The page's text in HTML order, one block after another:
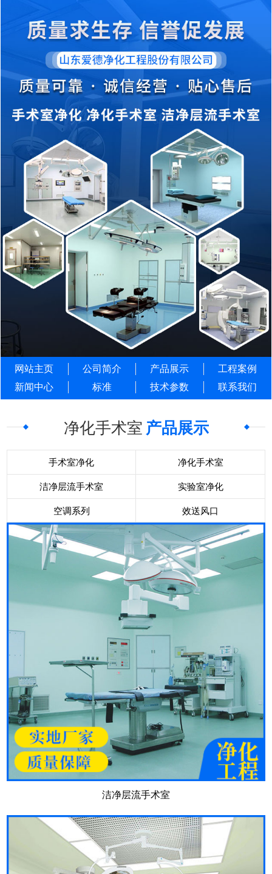
网站主页 公司简介 产品展示
工程案例
新闻中心
标准 技术参数 联系我们
净化手术室 产品展示
手术室净化 净化手术室
洁净层流手术室 实验室净化
空调系列 效送风口
洁净层流手术室